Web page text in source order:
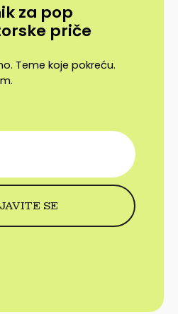
za pop
priče
Teme koje pokreću.